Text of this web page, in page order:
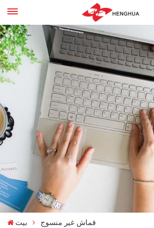
بيت قماش غير منسوج